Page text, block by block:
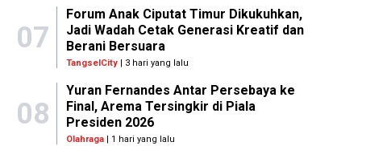
07
Forum Anak Ciputat Timur Dikukuhkan,
Jadi Wadah Cetak Generasi Kreatif dan
Berani Bersuara
TangselCity | 3 hari yang lalu
08
Yuran Fernandes Antar Persebaya ke
Final, Arema Tersingkir di Piala
Presiden 2026
Olahraga | 1 hari yang lalu